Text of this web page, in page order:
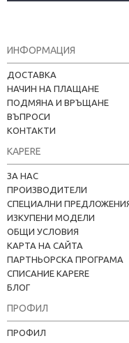
ИНФОРМАЦИЯ
ДОСТАВКА
НАЧИН НА ПЛАЩАНЕ
ПОДМЯНА И ВРЪЩАНЕ
ВЪПРОСИ
КОНТАКТИ
KAPERE
ЗА НАС
ПРОИЗВОДИТЕЛИ
СПЕЦИАЛНИ
ИЗКУПЕНИ МОДЕЛИ
ОБЩИ УСЛОВИЯ
КАРТА НА САЙТА
ПАРТНЬОРСКА ПРОГРАМА
СПИСАНИЕ KAPERE
БЛОГ
ПРОФИЛ
ПРОФИЛ